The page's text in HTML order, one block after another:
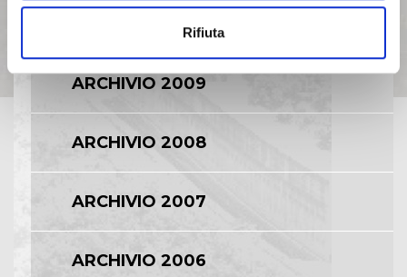
Rifiuta
ARCHIVIO 2010
ARCHIVIO 2009
ARCHIVIO 2008
ARCHIVIO 2007
ARCHIVIO 2006